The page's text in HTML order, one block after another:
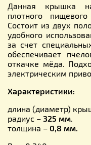
Данная крышка
плотного
Состоит из двух
удобного
за счет
обеспечивает
откачке мёда.
электрическим
Характеристики:
длина (диаметр)
радиус – 325 мм.
толщина – 0,8 мм.